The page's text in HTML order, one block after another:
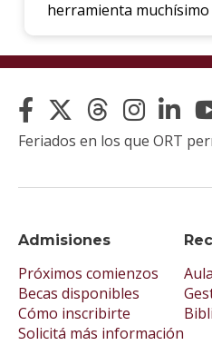
herramienta
Admisiones
Próximos comienzos
Becas disponibles
Cómo inscribirte
Solicitá más información
Feriados en los que ORT